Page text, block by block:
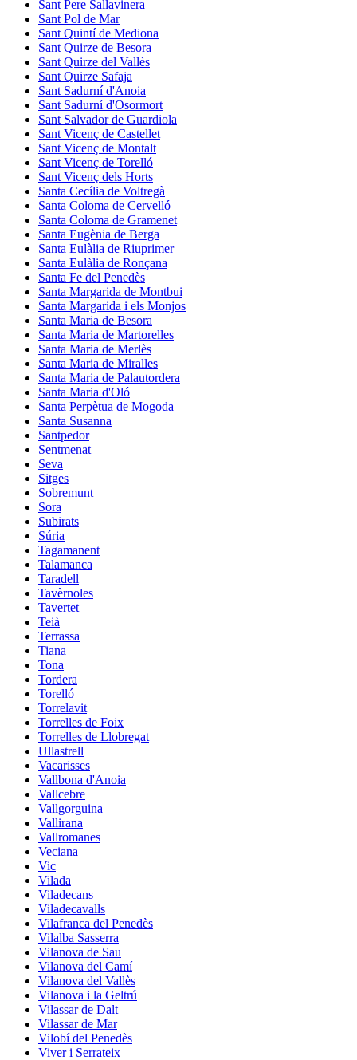
Sant Pere Sallavinera
Sant Pol de Mar
Sant Quintí de Mediona
Sant Quirze de Besora
Sant Quirze del Vallès
Sant Quirze Safaja
Sant Sadurní d'Anoia
Sant Sadurní d'Osormort
Sant Salvador de Guardiola
Sant Vicenç de Castellet
Sant Vicenç de Montalt
Sant Vicenç de Torelló
Sant Vicenç dels Horts
Santa Cecília de Voltregà
Santa Coloma de Cervelló
Santa Coloma de Gramenet
Santa Eugènia de Berga
Santa Eulàlia de Riuprimer
Santa Eulàlia de Ronçana
Santa Fe del Penedès
Santa Margarida de Montbui
Santa Margarida i els Monjos
Santa Maria de Besora
Santa Maria de Martorelles
Santa Maria de Merlès
Santa Maria de Miralles
Santa Maria de Palautordera
Santa Maria d'Oló
Santa Perpètua de Mogoda
Santa Susanna
Santpedor
Sentmenat
Seva
Sitges
Sobremunt
Sora
Subirats
Súria
Tagamanent
Talamanca
Taradell
Tavèrnoles
Tavertet
Teià
Terrassa
Tiana
Tona
Tordera
Torelló
Torrelavit
Torrelles de Foix
Torrelles de Llobregat
Ullastrell
Vacarisses
Vallbona d'Anoia
Vallcebre
Vallgorguina
Vallirana
Vallromanes
Veciana
Vic
Vilada
Viladecans
Viladecavalls
Vilafranca del Penedès
Vilalba Sasserra
Vilanova de Sau
Vilanova del Camí
Vilanova del Vallès
Vilanova i la Geltrú
Vilassar de Dalt
Vilassar de Mar
Vilobí del Penedès
Viver i Serrateix